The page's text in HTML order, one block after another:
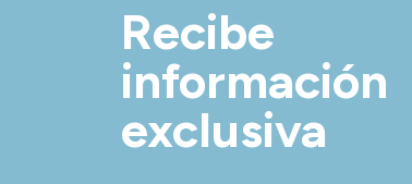
Recibe
información
exclusiva